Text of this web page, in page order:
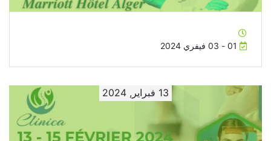
01 - 03 فيفري 2024
13 فبراير, 2024